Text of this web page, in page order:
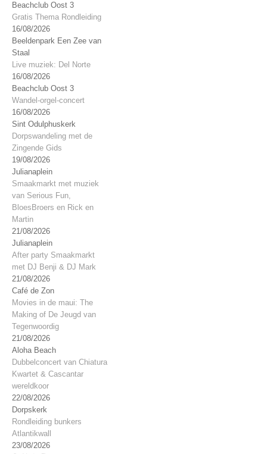
Beachclub Oost 3
Gratis Thema Rondleiding
16/08/2026
Beeldenpark Een Zee van
Staal
Live muziek: Del Norte
16/08/2026
Beachclub Oost 3
Wandel-orgel-concert
16/08/2026
Sint Odulphuskerk
Dorpswandeling met de
Zingende Gids
19/08/2026
Julianaplein
Smaakmarkt met muziek
van Serious Fun,
BloesBroers en Rick en
Martin
21/08/2026
Julianaplein
After party Smaakmarkt
met DJ Benji & DJ Mark
21/08/2026
Café de Zon
Movies in de maui: The
Making of De Jeugd van
Tegenwoordig
21/08/2026
Aloha Beach
Dubbelconcert van Chiatura
Kwartet & Cascantar
wereldkoor
22/08/2026
Dorpskerk
Rondleiding bunkers
Atlantikwall
23/08/2026